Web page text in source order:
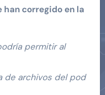
han corregido en la
permitir al
de archivos del pod